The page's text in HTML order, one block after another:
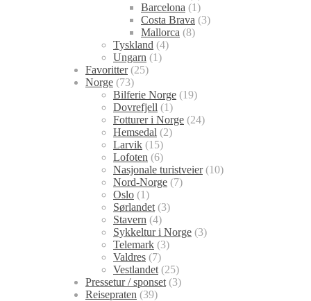
Barcelona (1)
Costa Brava (3)
Mallorca (8)
Tyskland (4)
Ungarn (1)
Favoritter(25)
Norge (73)
Bilferie Norge (19)
Dovrefjell (1)
Fotturer i Norge (24)
Hemsedal (2)
Larvik (15)
Lofoten (6)
Nasjonale turistveier(10)
Nord-Norge (7)
Oslo (1)
Sørlandet (3)
Stavern (4)
Sykkeltur i Norge (3)
Telemark (3)
Valdres (7)
Vestlandet (25)
Pressetur / sponset (3)
Reisepraten (39)